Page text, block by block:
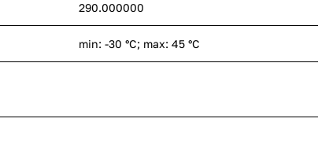
290.000000
min: -30 °C; max: 45 °C